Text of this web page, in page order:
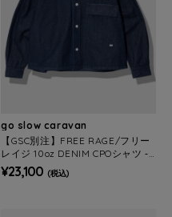
go slow caravan
【GSC別注】FREE RAGE/フリー
レイジ 10oz DENIM CPOシャツ ‐O
ne Year Later ver‐ (MENS)
¥23,100 (税込)